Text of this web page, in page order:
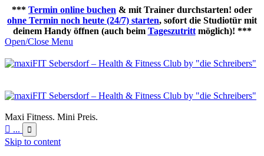
*** Termin online buchen & mit Trainer durchstarten! oder
ohne Termin noch heute (24/7) starten, sofort die Studiotür mit
deinem Handy öffnen (auch beim Tageszutrittmöglich)! ***
Open/Close Menu
Maxi Fitness. Mini Preis.
 ... 
Skip to content